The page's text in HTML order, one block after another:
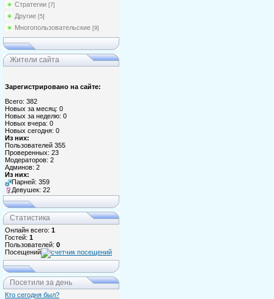
Стратегии [7]
Другие [5]
Многопользовательские [9]
Жители сайта
Зарегистрировано на сайте:
Всего: 382
Новых за месяц: 0
Новых за неделю: 0
Новых вчера: 0
Новых сегодня: 0
Из них:
Пользователей 355
Проверенных: 23
Модераторов: 2
Админов: 2
Из них:
Парней: 359
Девушек: 22
Статистика
Онлайн всего: 1
Гостей: 1
Пользователей: 0
Посещений
Посетили за день
Кто сегодня был?